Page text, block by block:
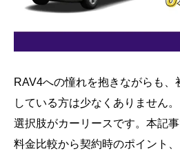
RAV4への憧れを抱きながらも
している方は少なくありません
選択肢がカーリースです。本記
料金比較から契約時のポイント